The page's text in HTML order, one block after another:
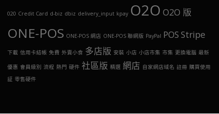
020 Credit Card d-biz dbiz delivery_input kpay O2O O2O 版
ONE-POS ONE-POS 網店 ONE-POS 聯網版 PayPal POS Stripe
下載 信用卡結帳 免費 外賣小食 多店版 安裝 小店 小店市集 市集 更換電腦 最新
優惠 會員級別 流程 熱門 硬件 社區版 精選 網店 自家網店域名 註冊 購買使用
証 零售硬件